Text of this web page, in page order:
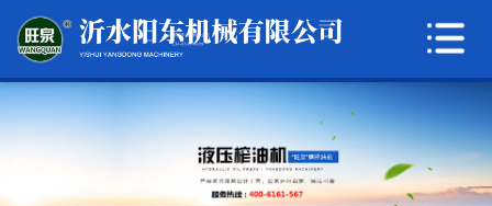
网站首页
关于我们
产品中心
新闻资讯